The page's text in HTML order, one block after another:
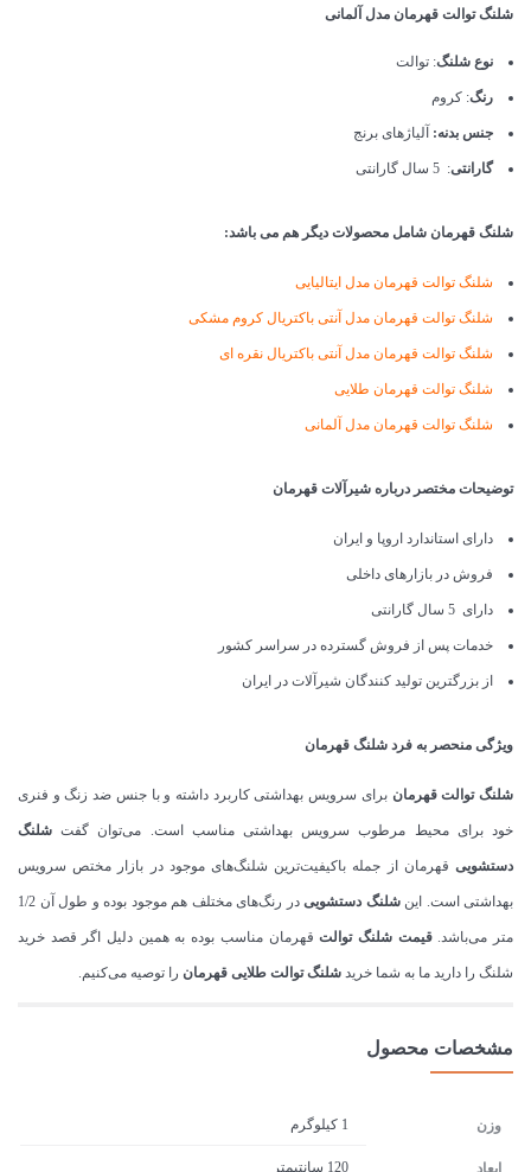
شلنگ توالت قهرمان مدل آلمانی
نوع شلنگ: توالت
رنگ: کروم
جنس بدنه: آلیاژهای برنج
گارانتی: 5 سال گارانتی
شلنگ قهرمان شامل محصولات دیگر هم می باشد:
شلنگ توالت قهرمان مدل ایتالیایی
شلنگ توالت قهرمان مدل آنتی باکتریال کروم مشکی
شلنگ توالت قهرمان مدل آنتی باکتریال نقره ای
شلنگ توالت قهرمان طلایی
شلنگ توالت قهرمان مدل آلمانی
توضیحات مختصر درباره شیرآلات قهرمان
دارای استاندارد اروپا و ایران
فروش در بازارهای داخلی
دارای 5 سال گارانتی
خدمات پس از فروش گسترده در سراسر کشور
از بزرگترین تولید کنندگان شیرآلات در ایران
ویژگی منحصر به فرد شلنگ قهرمان
شلنگ توالت قهرمان برای سرویس بهداشتی کاربرد داشته و با جنس ضد زنگ و فنری
خود برای محیط مرطوب سرویس بهداشتی مناسب است. می‌توان گفت شلنگ
دستشویی قهرمان از جمله باکیفیت‌ترین شلنگ‌های موجود در بازار مختص سرویس
بهداشتی است. اینشلنگ دستشویی در رنگ‌های مختلف هم موجود بوده و طول آن 1/2
متر می‌باشد.قیمت شلنگ توالتقهرمان مناسب بوده به همین دلیل اگر قصد خرید
شلنگ را دارید ما به شما خرید شلنگ توالت طلایی قهرمان را توصیه می‌کنیم.
مشخصات محصول
وزن 1 کیلوگرم
ابعاد 120 سانتیمتر